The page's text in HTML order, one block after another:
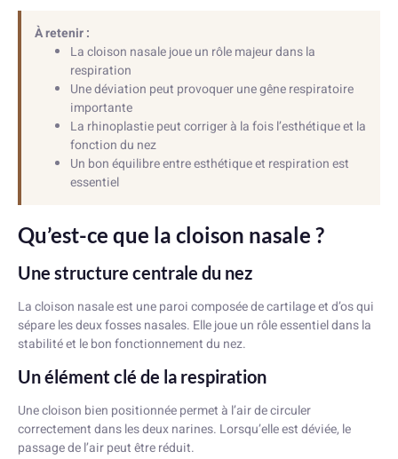
À retenir :
La cloison nasale joue un rôle majeur dans la
respiration
Une déviation peut provoquer une gêne respiratoire
importante
La rhinoplastie peut corriger à la fois l’esthétique et la
fonction du nez
Un bon équilibre entre esthétique et respiration est
essentiel
Qu’est-ce que la cloison nasale ?
Une structure centrale du nez
La cloison nasale est une paroi composée de cartilage et d’os qui
sépare les deux fosses nasales. Elle joue un rôle essentiel dans la
stabilité et le bon fonctionnement du nez.
Un élément clé de la respiration
Une cloison bien positionnée permet à l’air de circuler
correctement dans les deux narines. Lorsqu’elle est déviée, le
passage de l’air peut être réduit.